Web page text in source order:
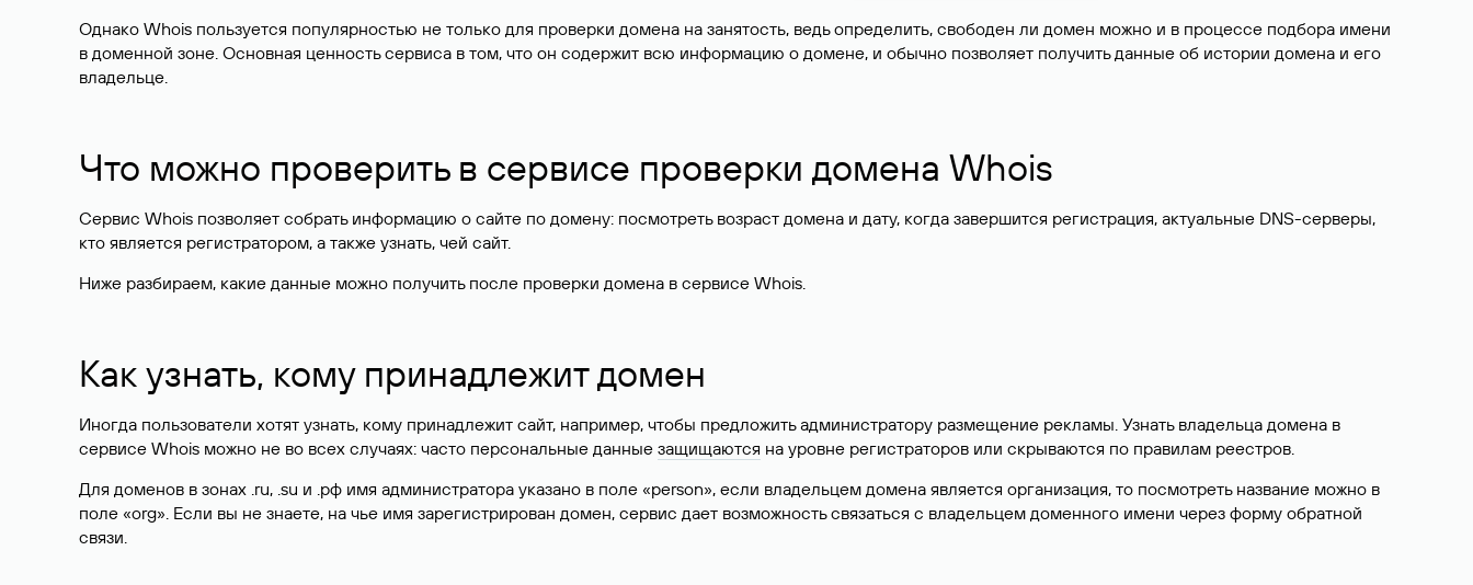
Однако Whois пользуется популярностью не только для проверки домена на занятость, ведь определить, свободен ли домен можно и в процессе подбора имени
в доменной зоне. Основная ценность сервиса в том, что он содержит всю информацию о домене, и обычно позволяет получить данные об истории домена и его
владельце.
Что можно проверить в сервисе проверки домена Whois
Сервис Whois позволяет собрать информацию о сайте по домену: посмотреть возраст домена и дату, когда завершится регистрация, актуальные DNS-серверы,
кто является регистратором, а также узнать, чей сайт.
Ниже разбираем, какие данные можно получить после проверки домена в сервисе Whois.
Как узнать, кому принадлежит домен
Иногда пользователи хотят узнать, кому принадлежит сайт, например, чтобы предложить администратору размещение рекламы. Узнать владельца домена в
сервисе Whois можно не во всех случаях: часто персональные данные защищаются на уровне регистраторов или скрываются по правилам реестров.
Для доменов в зонах .ru, .su и .рф имя администратора указано в поле «person», если владельцем домена является организация, то посмотреть название можно в
поле «org». Если вы не знаете, на чье имя зарегистрирован домен, сервис дает возможность связаться с владельцем доменного имени через форму обратной
связи.